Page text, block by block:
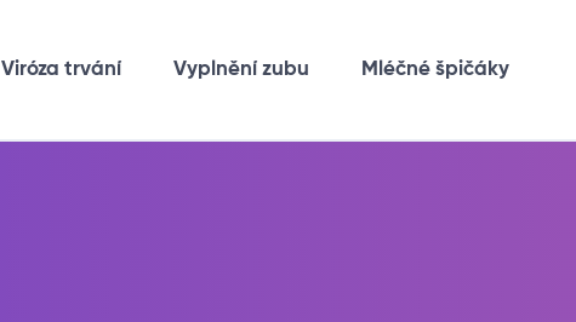
Viróza trvání Vyplnění zubu Mléčné špičáky